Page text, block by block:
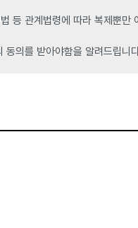
등 관계법령에 따라 복제뿐
동의를 받아야함을 알려드립니